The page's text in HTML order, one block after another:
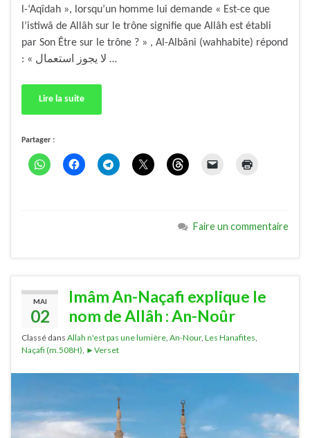
l-‘Aqîdah », lorsqu’un homme lui demande « Est-ce que
l’istiwâ de Allâh sur le trône signifie que Allâh est établi
par Son Être sur le trône ? » , Al-Albâni (wahhabite) répond
: « لا يجوز استعمال …
Lire la suite
Partager :
Faire un commentaire
MAI
02
Imâm An-Naçafi explique le
nom de Allâh : An-Noûr
Classé dans Allah n'est pas une lumière An-Nour, Les Hanafites
Naçafi (m.508H) ►Verset